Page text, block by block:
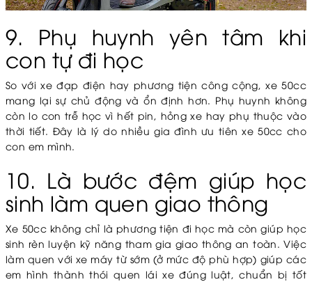
9. Phụ huynh yên tâm khi
con tự đi học
So với xe đạp điện hay phương tiện công cộng, xe 50cc
mang lại sự chủ động và ổn định hơn. Phụ huynh không
còn lo con trễ học vì hết pin, hỏng xe hay phụ thuộc vào
thời tiết. Đây là lý do nhiều gia đình ưu tiên xe 50cc cho
con em mình.
10. Là bước đệm giúp học
sinh làm quen giao thông
Xe 50cc không chỉ là phương tiện đi học mà còn giúp học
sinh rèn luyện kỹ năng tham gia giao thông an toàn. Việc
làm quen với xe máy từ sớm (ở mức độ phù hợp) giúp các
em hình thành thói quen lái xe đúng luật, chuẩn bị tốt